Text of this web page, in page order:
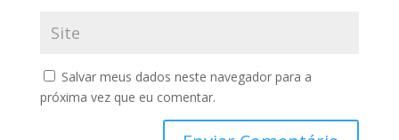
Salvar meus dados neste navegador para a
próxima vez que eu comentar.